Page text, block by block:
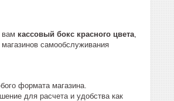
вам кассовый бокс красного цвета
самообслуживания
формата магазина.
для расчета и удобства как